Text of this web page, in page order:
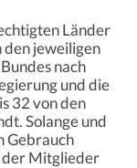
Länder
den jeweiligen
nach
und die
32 von den
Solange und
Gebrauch
der Mitglieder